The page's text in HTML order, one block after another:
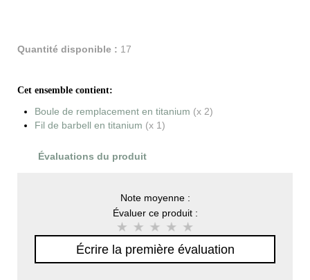
Quantité disponible : 17
Cet ensemble contient:
Boule de remplacement en titanium (x 2)
Fil de barbell en titanium (x 1)
Évaluations du produit
Note moyenne :
Évaluer ce produit :
Écrire la première évaluation